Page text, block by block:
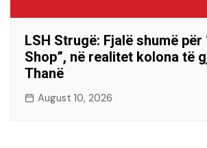
LSH Strugë: Fjalë shumë për
Shop”, në realitet kolona të
Thanë
August 10, 2026